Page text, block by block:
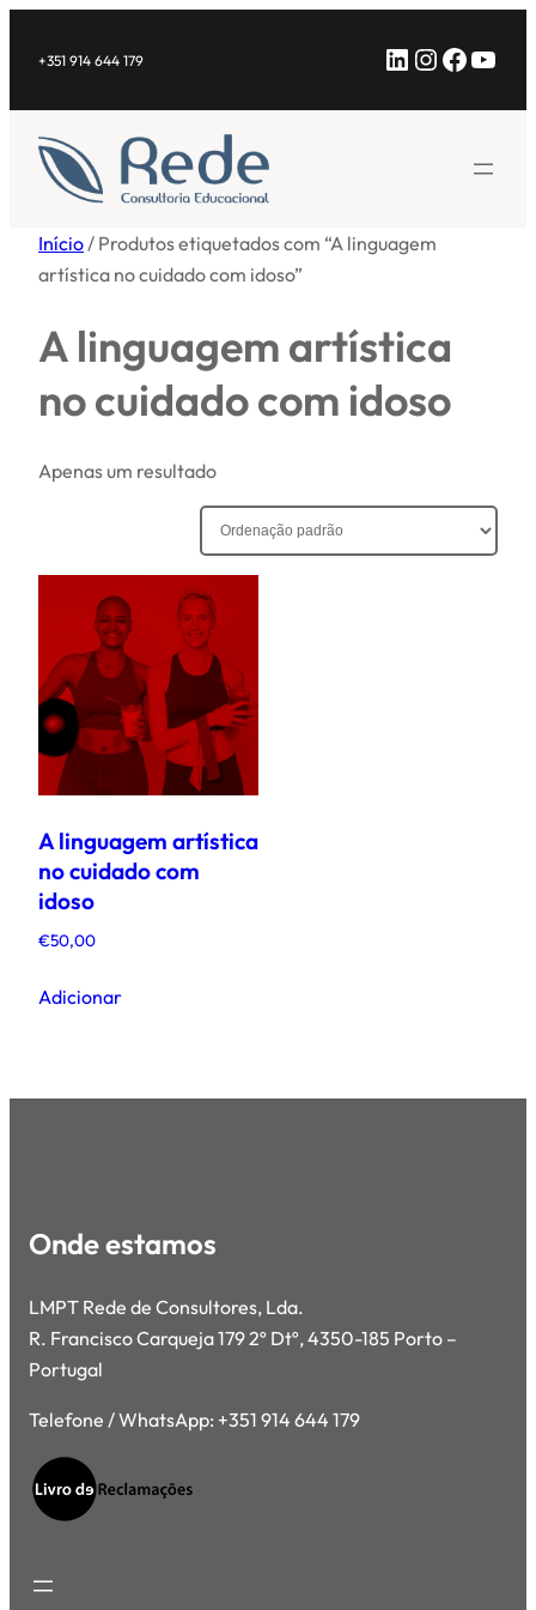
para
conteúdo
+351 914 644 179 LinkedIn
Início / Produtos etiquetados com “A linguagem
artística no cuidado com idoso”
A linguagem artística
no cuidado com idoso
Apenas um resultado
A linguagem artística
no cuidado com
idoso
€50,00
Adicionar
Onde estamos
LMPT Rede de Consultores, Lda.
R. Francisco Carqueja 179 2º Dtº, 4350-185 Porto –
Portugal
Telefone / WhatsApp: +351 914 644 179